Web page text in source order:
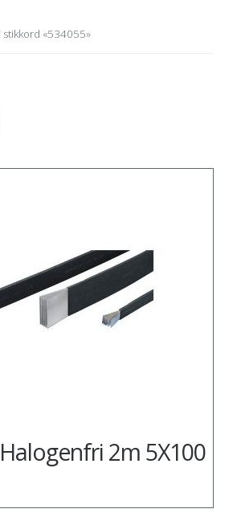
«534055»
Halogenfri 2m 5X100